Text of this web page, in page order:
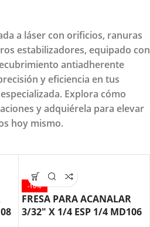
a láser con orificios, ranuras
estabilizadores, equipado con
antiadherente
y eficiencia en tus
Explora cómo
y adquiérela para elevar
hoy mismo.
-10%
FRESA PARA ACANALAR
3/32″ X 1/4 ESP 1/4 MD106